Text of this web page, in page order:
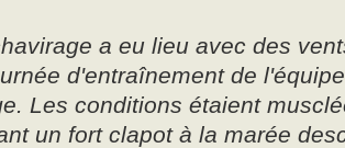
a eu lieu avec des
d'entraînement de
Les conditions étaient
un fort clapot à la marée